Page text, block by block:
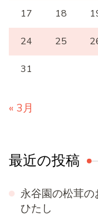
17 18
24 25
31
« 3月
最近の投稿
永谷園の松茸
ひたし